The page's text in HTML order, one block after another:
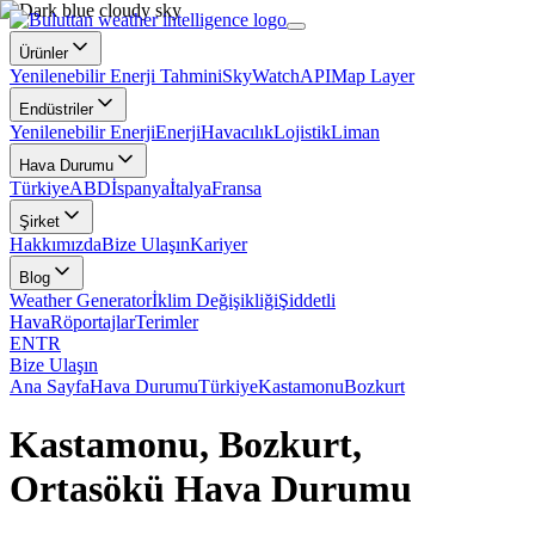
Ürünler
Yenilenebilir Enerji TahminiSkyWatchAPIMap Layer
Endüstriler
Yenilenebilir EnerjiEnerjiHavacılıkLojistikLiman
Hava Durumu
TürkiyeABDİspanyaİtalyaFransa
Şirket
HakkımızdaBize UlaşınKariyer
Blog
Weather Generatorİklim DeğişikliğiŞiddetli
HavaRöportajlarTerimler
ENTR
Bize Ulaşın
Ana SayfaHava DurumuTürkiyeKastamonuBozkurt
Kastamonu, Bozkurt,
Ortasökü Hava Durumu